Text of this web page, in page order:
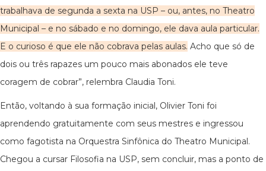
trabalhava de segunda a sexta na USP – ou, antes, no Theatro
Municipal – e no sábado e no domingo, ele dava aula particular.
E o curioso é que ele não cobrava pelas aulas. Acho que só de
dois ou três rapazes um pouco mais abonados ele teve
coragem de cobrar”, relembra Claudia Toni.
Então, voltando à sua formação inicial, Olivier Toni foi
aprendendo gratuitamente com seus mestres e ingressou
como fagotista na Orquestra Sinfônica do Theatro Municipal.
Chegou a cursar Filosofia na USP, sem concluir, mas a ponto de